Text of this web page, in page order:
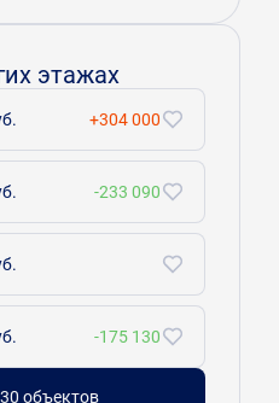
этажах
+304 000
-233 090
-175 130
объектов